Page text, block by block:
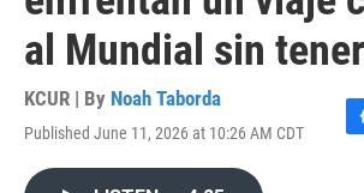
al Mundial sin
KCUR | By Noah Taborda
Published June 11, 2026 at 10:26 AM CDT
F